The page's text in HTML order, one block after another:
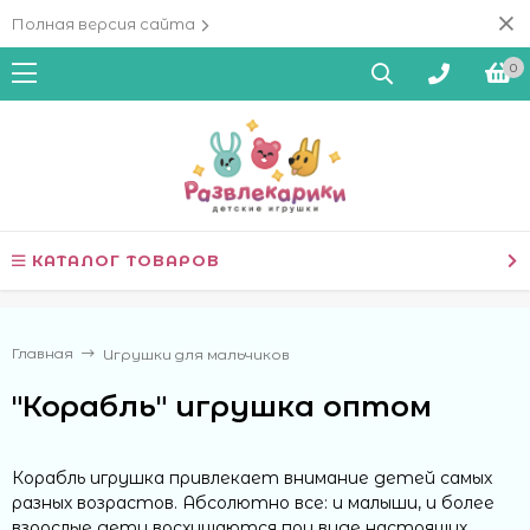
Полная версия сайта
0
КАТАЛОГ ТОВАРОВ
Главная Игрушки для мальчиков
"Корабль" игрушка оптом
Корабль игрушка привлекает внимание детей самых
разных возрастов. Абсолютно все: и малыши, и более